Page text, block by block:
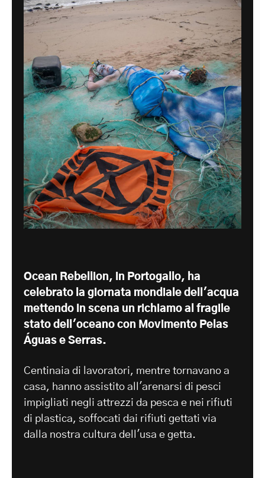
Ocean Rebellion, in Portogallo, ha
celebrato la giornata mondiale dell'acqua
mettendo in scena un richiamo al fragile
stato dell'oceano con Movimento Pelas
Águas e Serras.
Centinaia di lavoratori, mentre tornavano a
casa, hanno assistito all'arenarsi di pesci
impigliati negli attrezzi da pesca e nei rifiuti
di plastica, soffocati dai rifiuti gettati via
dalla nostra cultura dell'usa e getta.